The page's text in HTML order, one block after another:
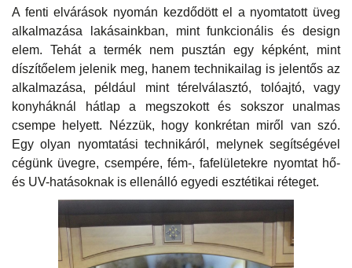
A fenti elvárások nyomán kezdődött el a nyomtatott üveg
alkalmazása lakásainkban, mint funkcionális és design
elem. Tehát a termék nem pusztán egy képként, mint
díszítőelem jelenik meg, hanem technikailag is jelentős az
alkalmazása, például mint térelválasztó, tolóajtó, vagy
konyháknál hátlap a megszokott és sokszor unalmas
csempe helyett. Nézzük, hogy konkrétan miről van szó.
Egy olyan nyomtatási technikáról, melynek segítségével
cégünk üvegre, csempére, fém-, fafelületekre nyomtat hő-
és UV-hatásoknak is ellenálló egyedi esztétikai réteget.